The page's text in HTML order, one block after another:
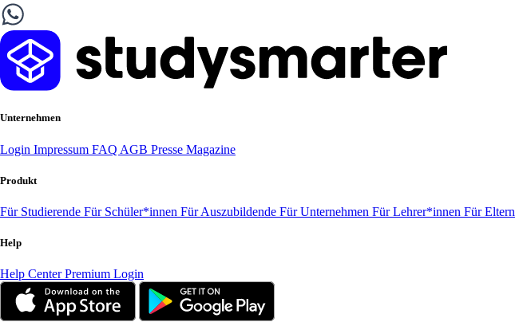
Unternehmen
Login Impressum FAQ AGB Presse Magazine
Produkt
Für Studierende Für Schüler*innen Für Auszubildende Für Unternehmen Für Lehrer*innen Für Eltern
Help
Help CenterPremium Login